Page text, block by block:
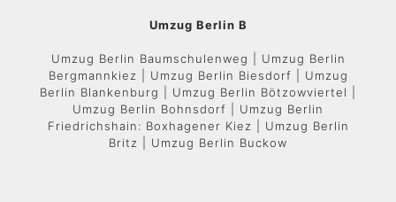
Umzug Berlin B
Umzug Berlin Baumschulenweg | Umzug Berlin
Bergmannkiez | Umzug Berlin Biesdorf | Umzug
Berlin Blankenburg | Umzug Berlin Bötzowviertel |
Umzug Berlin Bohnsdorf | Umzug Berlin
Friedrichshain: Boxhagener Kiez | Umzug Berlin
Britz | Umzug Berlin Buckow